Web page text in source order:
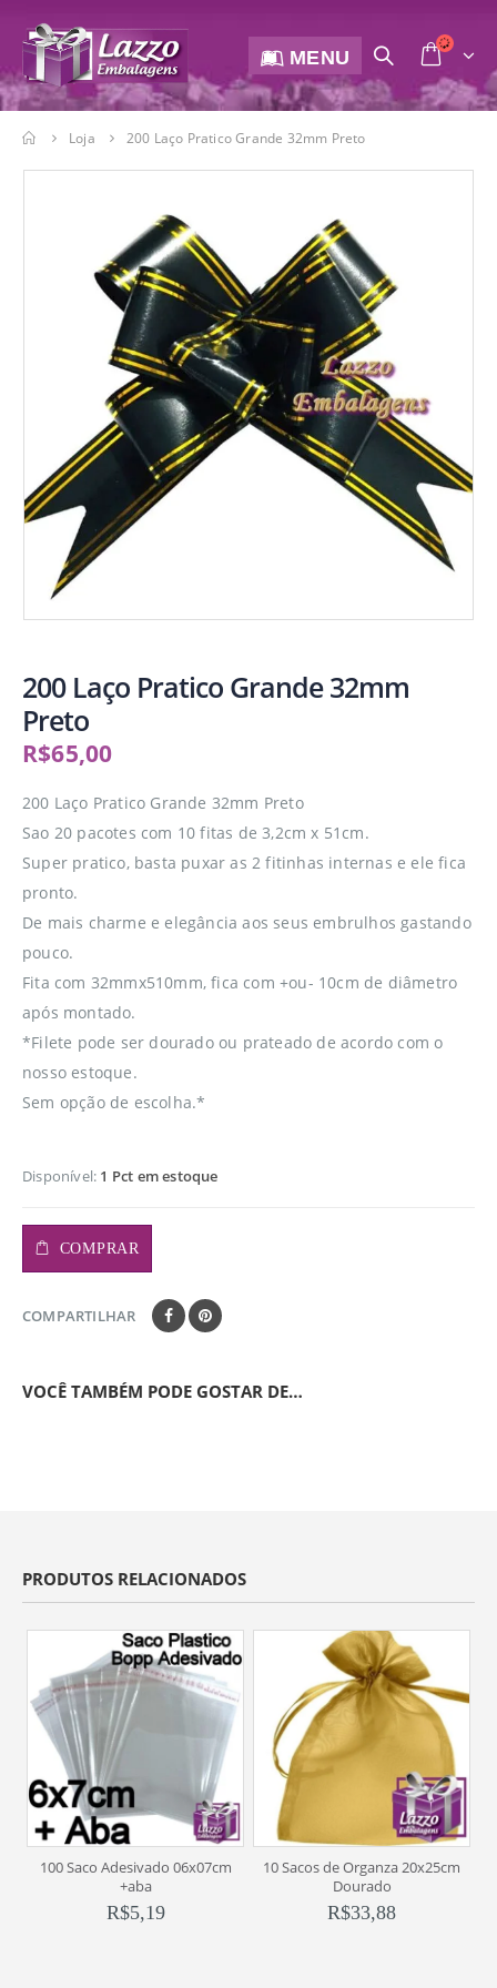
MENU
Loja 200 Laço Pratico Grande 32mm Preto
200 Laço Pratico Grande 32mm
Preto
R$65,00
200 Laço Pratico Grande 32mm Preto
Sao 20 pacotes com 10 fitas de 3,2cm x 51cm.
Super pratico, basta puxar as 2 fitinhas internas e ele fica
pronto.
De mais charme e elegância aos seus embrulhos gastando
pouco.
Fita com 32mmx510mm, fica com +ou- 10cm de diâmetro
após montado.
*Filete pode ser dourado ou prateado de acordo com o
nosso estoque.
Sem opção de escolha.*
Disponível: 1 Pct em estoque
COMPRAR
COMPARTILHAR
VOCÊ TAMBÉM PODE GOSTAR DE…
PRODUTOS RELACIONADOS
100 Saco Adesivado 06x07cm
+aba
R$5,19
10 Sacos de Organza 20x25cm
Dourado
R$33,88